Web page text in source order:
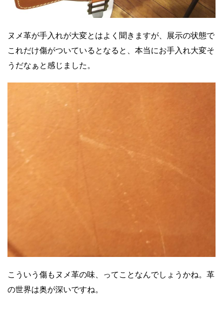
ヌメ革が手入れが大変とはよく聞きますが、展示の状態で
これだけ傷がついているとなると、本当にお手入れ大変そ
うだなぁと感じました。
こういう傷もヌメ革の味、ってことなんでしょうかね。革
の世界は奥が深いですね。